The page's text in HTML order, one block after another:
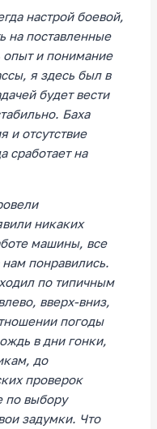
настрой боевой,
на поставленные
и понимание
я здесь был в
будет вести
Баха
и отсутствие
сработает на
никаких
машины, все
понравились.
по типичным
вверх-вниз,
погоды
в дни гонки,
до
проверок
по выбору
задумки. Что